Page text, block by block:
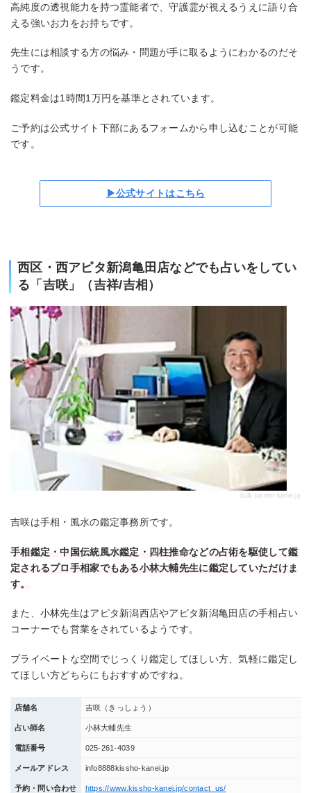
高純度の透視能力を持つ霊能者で、守護霊が視えるうえに語り合
える強いお力をお持ちです。
先生には相談する方の悩み・問題が手に取るようにわかるのだそ
うです。
鑑定料金は1時間1万円を基準とされています。
ご予約は公式サイト下部にあるフォームから申し込むことが可能
です。
▶公式サイトはこちら
西区・西アピタ新潟亀田店などでも占いをしてい
る「吉咲」（吉祥/吉相）
出典: kissho-kanei.jp
吉咲は手相・風水の鑑定事務所です。
手相鑑定・中国伝統風水鑑定・四柱推命などの占術を駆使して鑑
定されるプロ手相家でもある小林大輔先生に鑑定していただけま
す。
また、小林先生はアピタ新潟西店やアピタ新潟亀田店の手相占い
コーナーでも営業をされているようです。
プライベートな空間でじっくり鑑定してほしい方、気軽に鑑定し
てほしい方どちらにもおすすめですね。
店舗名 吉咲（きっしょう）
占い師名 小林大輔先生
電話番号 025-261-4039
メールアドレス info8888kissho-kanei.jp
予約・問い合わせ https://www.kissho-kanei.jp/contact_us/